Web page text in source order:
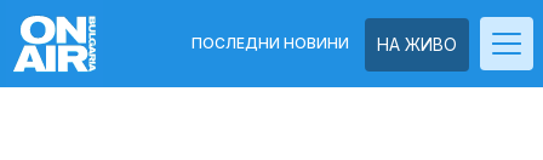
НА ЖИВО
ПОСЛЕДНИ НОВИНИ